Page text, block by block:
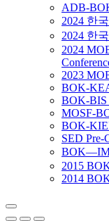
ADB-
2024 한
2024 한
2024
2023
BOK-
BOK-BIS
MOSF-
BOK-
SED Pre-
2015
2014